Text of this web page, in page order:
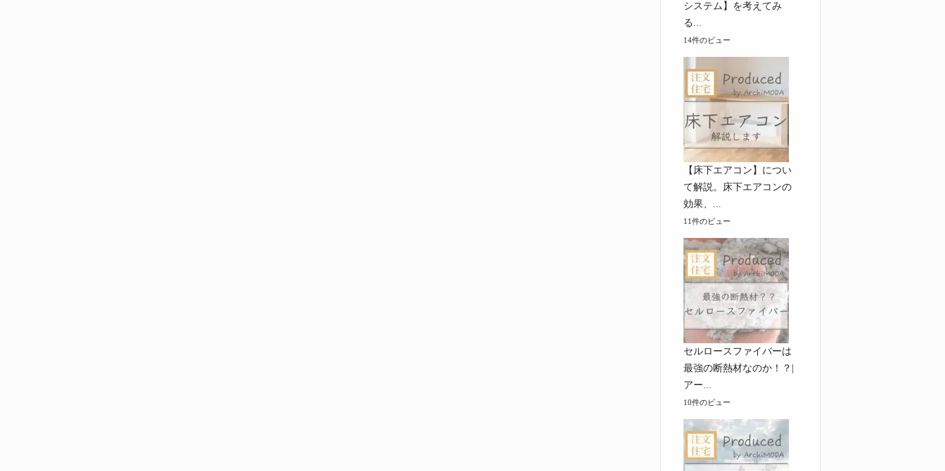
システム】を考えてみ
る...
14件のビュー
【床下エアコン】につい
て解説。床下エアコンの
効果、...
11件のビュー
セルロースファイバーは
最強の断熱材なのか！？|
アー...
10件のビュー